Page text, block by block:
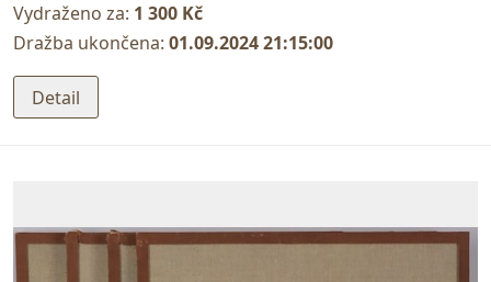
Vydraženo za: 1 300 Kč
Dražba ukončena: 01.09.2024 21:15:00
Detail